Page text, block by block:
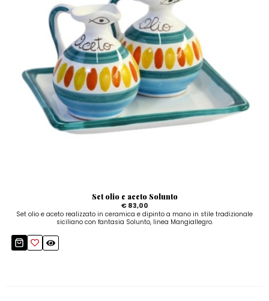
Set olio e aceto Solunto
€ 83,00
Set olio e aceto realizzato in ceramica e dipinto a mano in stile tradizionale
siciliano con fantasia Solunto, linea Mangiallegro.